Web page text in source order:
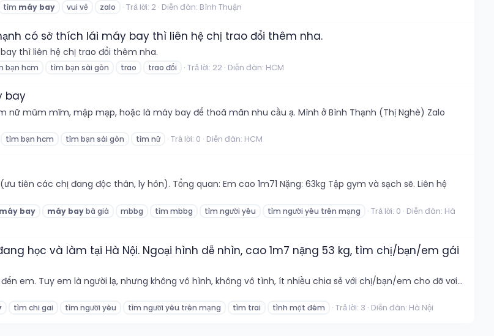
tìm máy bay vui vẻ zalo Trả lời: 2 Diễn đàn: Bình Thuận
có sở thích lái máy bay thì liên hệ chị trao đổi thêm nha.
thì liên hệ chị trao đổi thêm nha.
bạn hcm tìm bạn sài gòn trao trao đổi Trả lời: 22 Diễn đàn: HCM
bay
nữ mũm mĩm, mập mạp, hoặc là máy bay để thoã mãn nhu cầu ạ. Mình ở Bình Thạnh (Thị Nghè) Zalo
tìm bạn hcm tìm bạn sài gòn tìm nữ Trả lời: 0 Diễn đàn: HCM
tiên các chị đang độc thân, ly hôn). Tổng quan: Em cao 1m71 Nặng: 63kg Tập gym và sạch sẽ. Liên hệ
máy bay máy baybà già mbbg tìm mbbg tìm người yêu tìm người yêu trên mạng Trả lời: 0 Diễn đàn: Hà
đang học và làm tại Hà Nội. Ngoại hình dễ nhìn, cao 1m7 nặng 53 kg, tìm chị/bạn/em gái
em. Tuy em là người lạ, nhưng không vô hình, không vô tình, ít nhiều chia sẻ với chị/bạn/em cho đỡ vơi...
tìm chi gai tìm người yêu tìm người yêu trên mạng tìm trai tình một đêm Trả lời: 3 Diễn đàn: Hà Nội